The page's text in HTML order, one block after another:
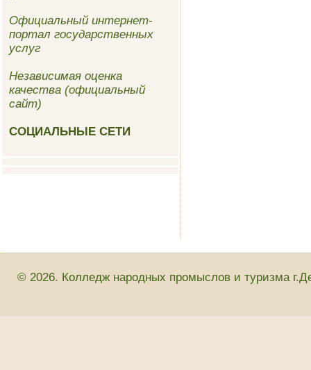
Официальный интернет-
портал государственных
услуг
Независимая оценка
качества (официальный
сайт)
СОЦИАЛЬНЫЕ СЕТИ
© 2026. Колледж народных промыслов и туризма